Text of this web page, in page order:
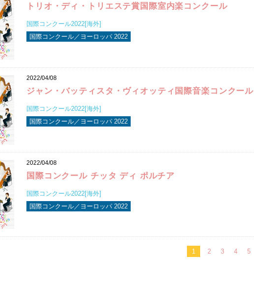
トリオ・ディ・トリエステ賞国際室内楽コンクール
国際コンクール2022[海外]
国際コンクール／ヨーロッパ 2022
2022/04/08
ジャン・バッティスタ・ヴィオッティ国際音楽コンクール
国際コンクール2022[海外]
国際コンクール／ヨーロッパ 2022
2022/04/08
国際コンクール チッタ ディ ポルチア
国際コンクール2022[海外]
国際コンクール／ヨーロッパ 2022
1 2 3 4 5